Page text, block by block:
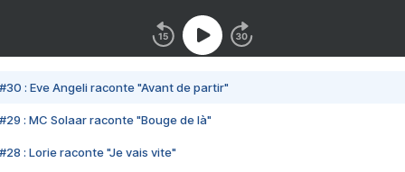
#30 : Eve Angeli raconte "Avant de partir"
#29 : MC Solaar raconte "Bouge de là"
#28 : Lorie raconte "Je vais vite"